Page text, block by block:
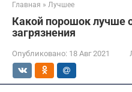
Главная » Лучшее
Какой порошок лучше
загрязнения
Опубликовано: 18 Авг 2021